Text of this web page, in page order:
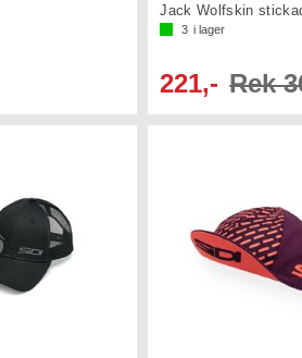
Jack Wolfskin
3 i lager
221,- Rek